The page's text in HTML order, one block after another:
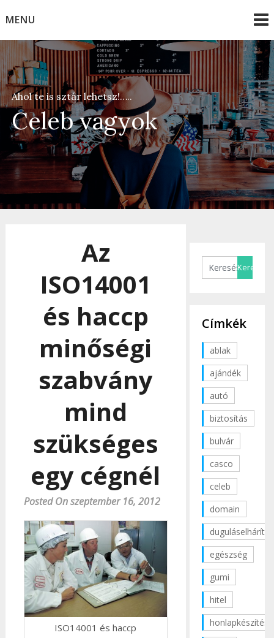
toMENU
Celeb vagyok
Ahol te is sztár lehetsz!…..
Az
ISO14001
és haccp
minőségi
szabvány
mind
szükséges
egy cégnél
Posted On szeptember 16, 2012
ISO14001 és haccp
Címkék
ablak
ajándék
autó
biztosítás
bulvár
casco
celeb
domain
duguláselhárítás
egészség
gumi
hitel
honlapkészítés